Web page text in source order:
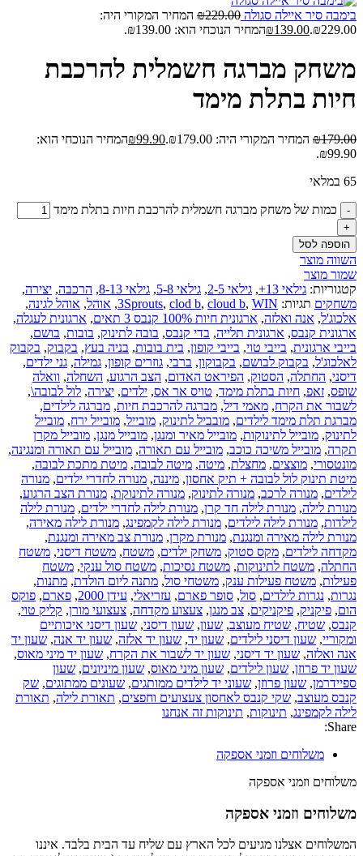
בימבה סיר איילה סגולה ₪229.00
המחיר המקורי היה:
₪229.00.
₪139.00 המחיר הנוכחי הוא: ₪139.00.
משחק מברגה חשמלית להרכבת
חיות בתלת מימד
₪179.00 המחיר המקורי היה: ₪179.00. ₪99.90
המחיר הנוכחי הוא:
₪99.90.
65 במלאי
כמות של משחק מברגה חשמלית להרכבת חיות בתלת מימד
הוספה לסל
השווה מוצר
שמור מוצר
קטגוריות: גילאי 13+ , גילאי 2-5 , גילאי 5-8 , גילאי 8-13 , הרכבה, יצירה,
משחקים תגיות: 3Sprouts, clod b, cloud b, WIN
, אוהל, אוהל לגינה,
אלכוג'ל, אנה ואלזה, ארגונית חיות 100% קנבס 3 תאים , ארגונית לעגלה,
ארגונית קנבס, ארגונית תלייה, בדי קנבס, בובה לתינוק, בובות, בושם,
בייבי ארגונית, בייבי טוי, בייבי קופון, בית בובות, בניה בעץ, בקבוק, בקבוק
לאלכוג'ל, בקבוק לבושם, בקבוקון, ברבי, גוזרים קופון, גמילה, גני ילדים,
דיסני, החתלה, הסטוק, הפיראט האדום, הצב הרגוע, השחלה, וואלה
שופס, זאפ, חיות בתלת מימד, טויס אר אס, ילדים, יצירה, לול לבובה\,
לשבור את הקרח, מאמי דיל, מברגה להרכבת חיות, מברגה לילדים,
מברגת תלת מימד לילדים, מובביל לתינוק, מובייל, מובייל ירח, מובייל
לתינוק, מובייל לתינוקות, מובייל מאיר ומנגן, מובייל מנגן, מובייל מקרן
תקרה, מובייל משיכה כוכב, מובייל עם תאורה, מובייל עם תאורה ומנגינה,
מונטסורי, מוצצים, מחצלת, מיטה, מיטה לבובה, מיטת מתכת לבובה,
מיטת תינוק לול לבובה + תיק אחסון, מיננה, מנורה לחדרי ילדים, מנורה
לילדים, מנורה לרכב, מנורה לתינוק, מנורה לתינוקת, מנורת הצב הרגוע,
מנורת לילה, מנורת לילה חד קרן, מנורת לילה לחדרי ילדים, מנורת לילה
לילדות, מנורת לילה לילדים, מנורת לילה לקמפינג, מנורת לילה מאירה,
מנורת לילה מאירה ומנגנת, מנורת מקרן, מנורת צב מאירה ומנגנת,
מקדחה לילדים, מקס סטוק, משחק ילדים, משטח, משטח דיסני, משטח
החתלה, משטח לתינוקות, משטח נסיכות, משטח סול ענקי, משטח
פעילות, משטח פעילות ענק, משטחי סול, מתנה ליום הולדת, מתנות,
נגרות, נגרות לילדים, סול, סופר פארם, עזריאלי, עידן 2000 , פארם, פוקס
הום, פיקניק, פיקניקים, צב מנגן, צעצוע מקדחה, צעצועי מורן, קליק טוי,
קנבס, שטיח, שטיח מעוצב, שעון, שעון דיסני, שעון דיסני איכותיים
ומקוריי, שעון דיסני לילדים, שעון יד, שעון יד אלזה, שעון יד אנה, שעון יד
אנה ואלזה, שעון יד דיסני, שעון יד לשבור את הקרח, שעון יד מיני מאוס,
שעון יד פרוזן, שעון לילדים, שעון מיני מאוס, שעון מיניונים, שעון
ספיידרמן, שעון פרוזן, שעוני יד לילדים ממותגים, שעונים ממתוגים, שק
קנבס מעוצב, שקי קנבס לאחסון צעצועים וחפצים, תאורת לילה, תאורת
לילה לקמפינג, תינוקות, תינוקות זה אנחנו
Share:
משלוחים וזמני אספקה
משלוחים וזמני אספקה
משלוחים וזמני אספקה
המשלוחים אצלנו מגיעים לכל הארץ עם שליח עד הבית בלבד. איננו